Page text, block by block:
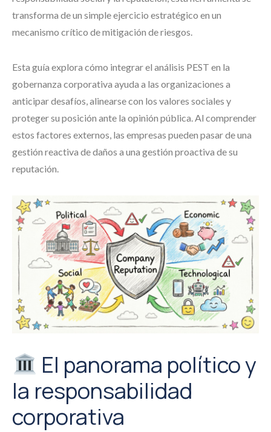
transforma de un simple ejercicio estratégico en un
mecanismo crítico de mitigación de riesgos.
Esta guía explora cómo integrar el análisis PEST en la
gobernanza corporativa ayuda a las organizaciones a
anticipar desafíos, alinearse con los valores sociales y
proteger su posición ante la opinión pública. Al comprender
estos factores externos, las empresas pueden pasar de una
gestión reactiva de daños a una gestión proactiva de su
reputación.
El panorama político y
la responsabilidad
corporativa